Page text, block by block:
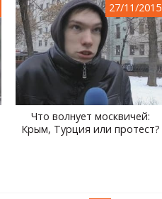
27/11/2015
Что волнует москвичей:
Крым, Турция или протест?